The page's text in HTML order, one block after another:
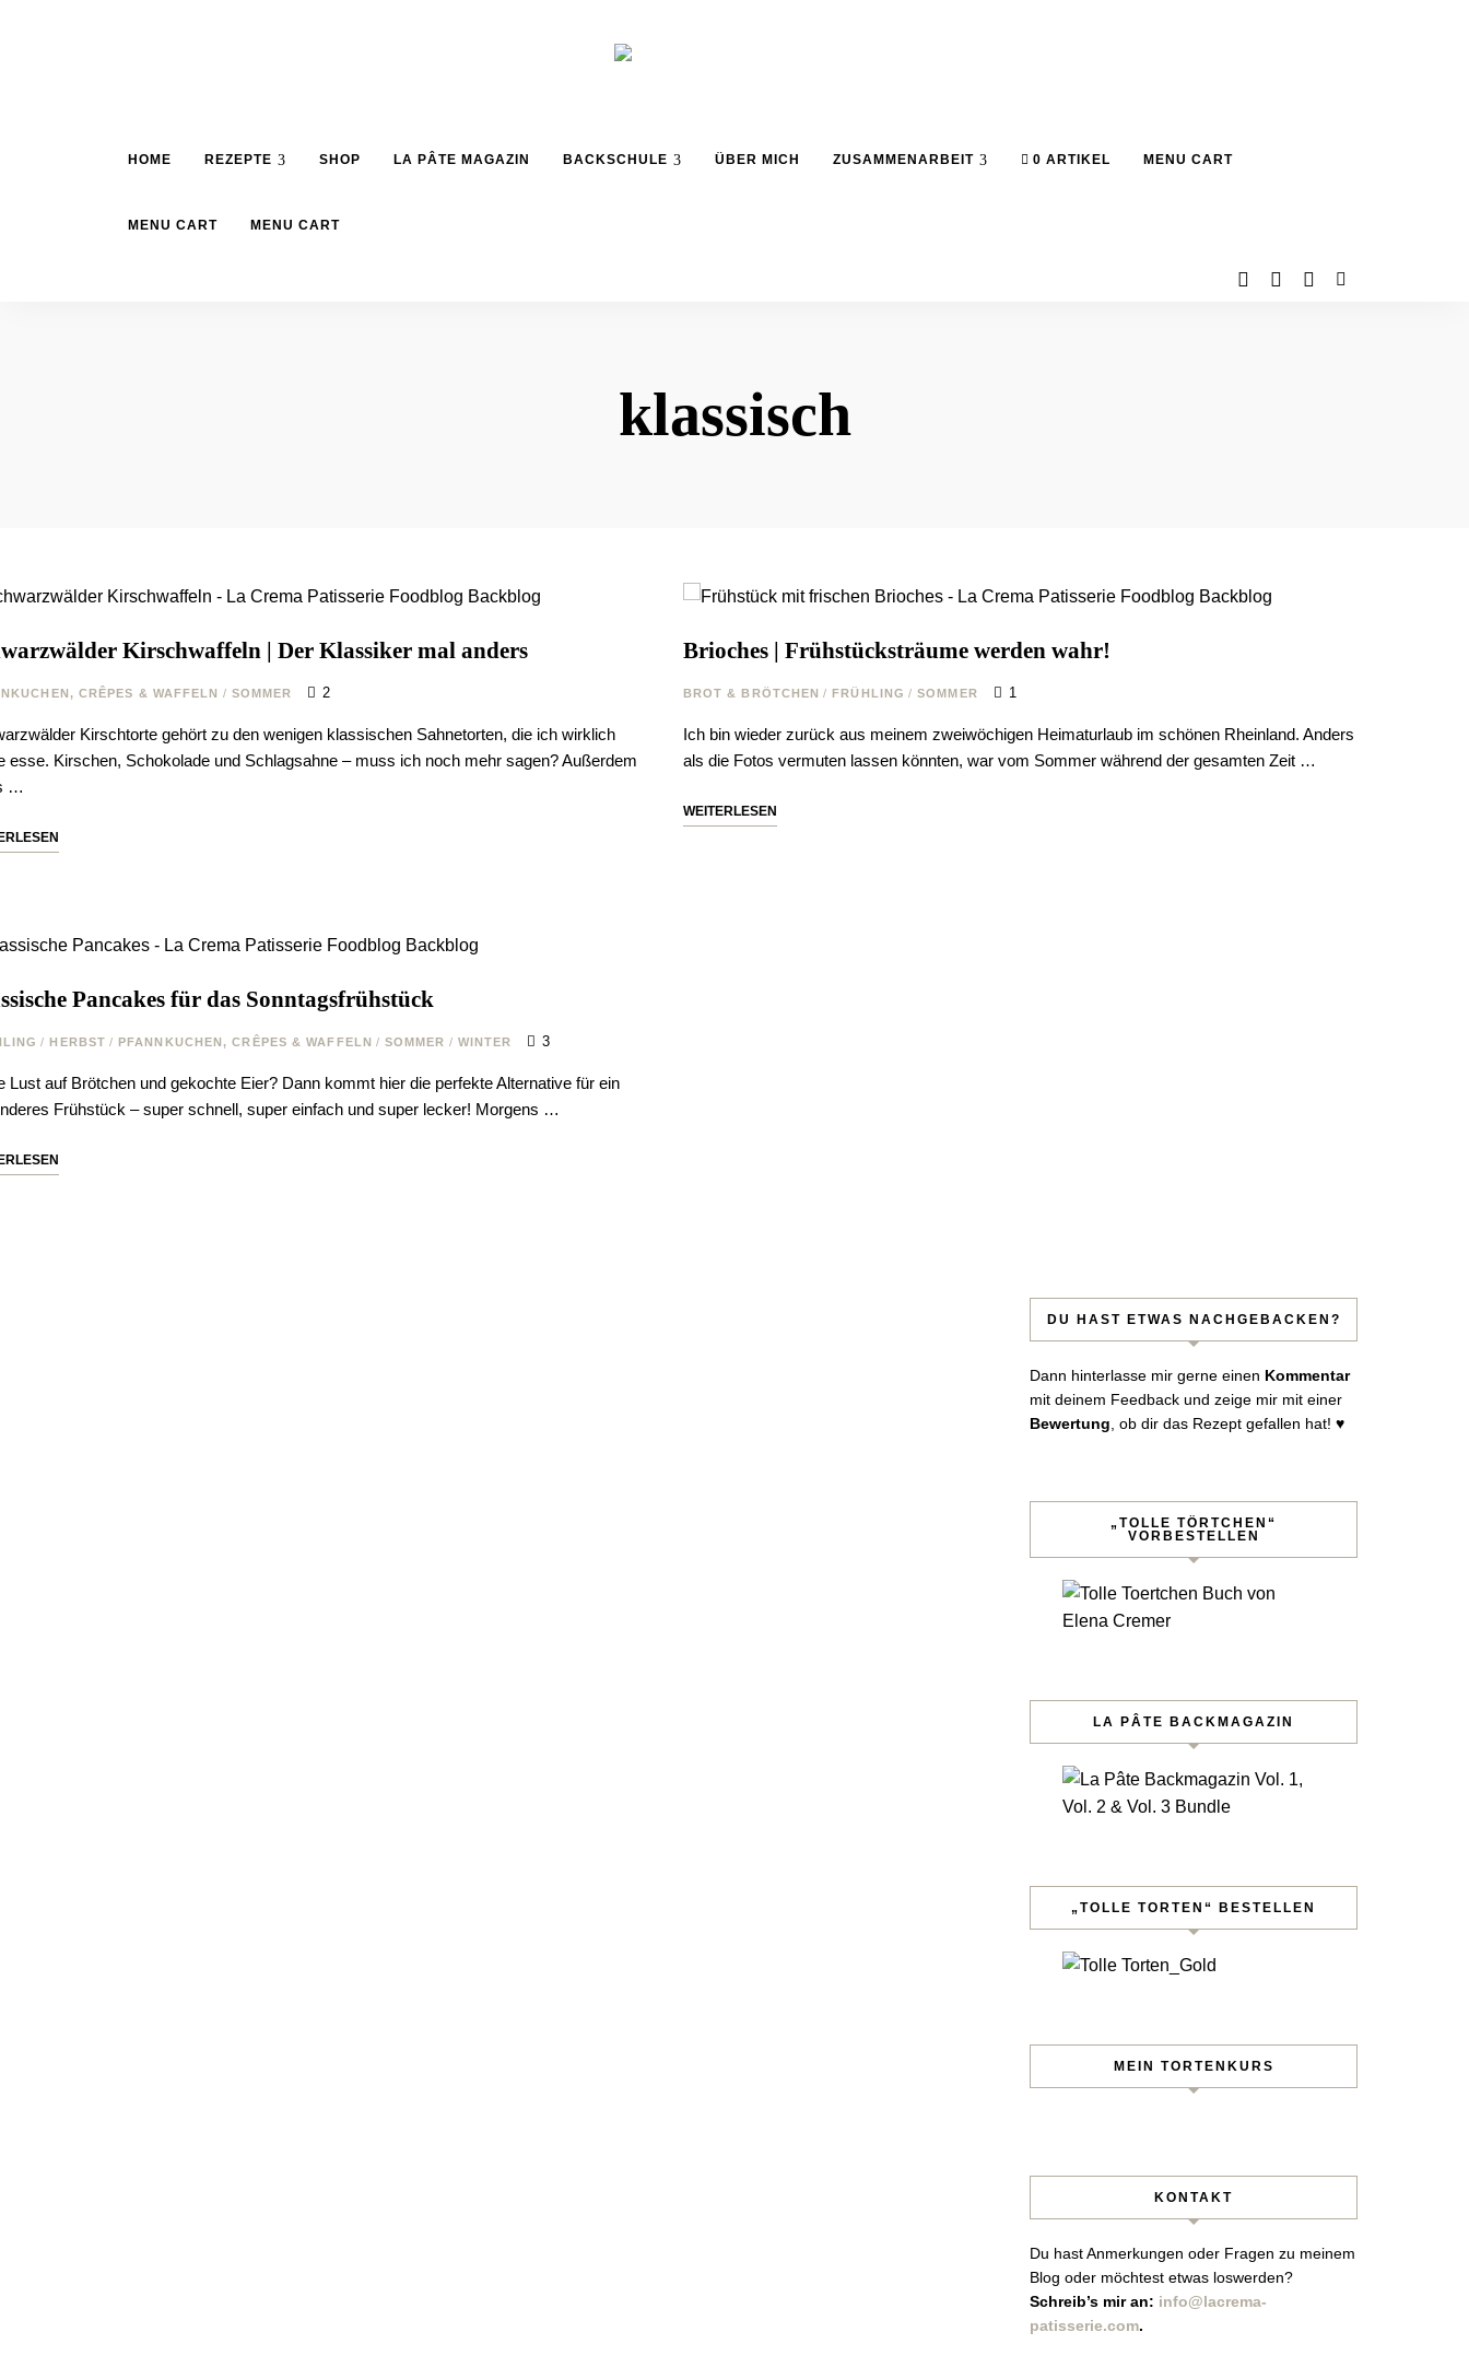
HOME REZEPTE SHOP LA PÂTE MAGAZIN BACKSCHULE ÜBER MICH ZUSAMMENARBEIT 0 ARTIKEL MENU CART
MENU CART MENU CART
klassisch
Kirschwaffeln | Der Klassiker mal anders
CRÊPES & WAFFELN / SOMMER 2
Kirschtorte gehört zu den wenigen klassischen Sahnetorten, die ich wirklich
esse. Kirschen, Schokolade und Schlagsahne – muss ich noch mehr sagen? Außerdem
…
Pancakes für das Sonntagsfrühstück
/ HERBST / PFANNKUCHEN, CRÊPES & WAFFELN / SOMMER / WINTER 3
Lust auf Brötchen und gekochte Eier? Dann kommt hier die perfekte Alternative für ein
Frühstück – super schnell, super einfach und super lecker! Morgens …
Brioches | Frühstücksträume werden wahr!
BROT & BRÖTCHEN / FRÜHLING / SOMMER 1
Ich bin wieder zurück aus meinem zweiwöchigen Heimaturlaub im schönen Rheinland. Anders
als die Fotos vermuten lassen könnten, war vom Sommer während der gesamten Zeit …
WEITERLESEN
DU HAST ETWAS NACHGEBACKEN?
Dann hinterlasse mir gerne einen Kommentar
mit deinem Feedback und zeige mir mit einer
Bewertung , ob dir das Rezept gefallen hat! ♥︎
„TOLLE TÖRTCHEN“
VORBESTELLEN
LA PÂTE BACKMAGAZIN
„TOLLE TORTEN“ BESTELLEN
MEIN TORTENKURS
KONTAKT
Du hast Anmerkungen oder Fragen zu meinem
Blog oder möchtest etwas loswerden?
Schreib’s mir an: info@lacrema-
patisserie.com.
Nie wieder ein Rezept verpassen!